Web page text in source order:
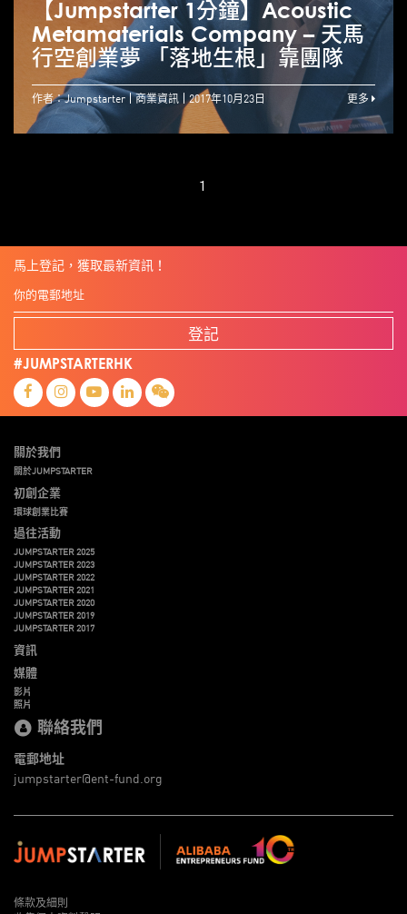
【Jumpstarter 1分鐘】Acoustic
Metamaterials Company – 天馬
行空創業夢 「落地生根」靠團隊
作者：Jumpstarter 商業資訊 2017年10月23日 更多
1
馬上登記，獲取最新資訊！
登記
#JUMPSTARTERHK
關於我們
關於JUMPSTARTER
初創企業
環球創業比賽
過往活動
JUMPSTARTER 2025
JUMPSTARTER 2023
JUMPSTARTER 2022
JUMPSTARTER 2021
JUMPSTARTER 2020
JUMPSTARTER 2019
JUMPSTARTER 2017
資訊
媒體
影片
照片
聯絡我們
電郵地址
jumpstarter@ent-fund.org
條款及細則